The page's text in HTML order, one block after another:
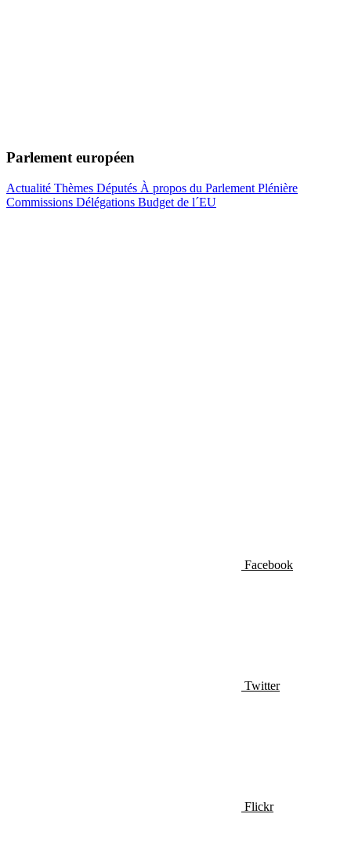
Parlement européen
Actualité Thèmes Députés À propos du Parlement Plénière
Commissions Délégations Budget de l´EU
Facebook
Twitter
Flickr